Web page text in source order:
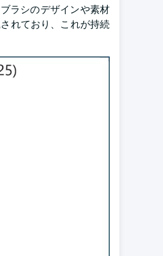
ラシのデザインや素材
れており、これが持続